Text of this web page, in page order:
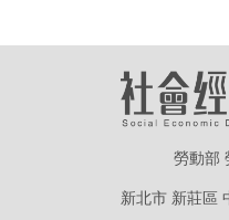
勞動部
新北市 新莊區